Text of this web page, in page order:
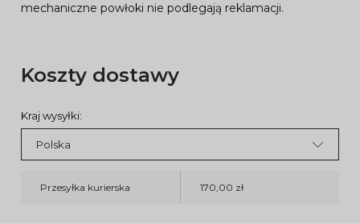
mechaniczne powłoki nie podlegają reklamacji.
Koszty dostawy
Kraj wysyłki:
Przesyłka kurierska 170,00 zł